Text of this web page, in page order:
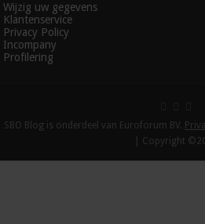
Wijzig uw gegevens
Klantenservice
Privacy Policy
Incompany
Profilering
SBO Blog is onderdeel van Euroforum BV.
| Copyright